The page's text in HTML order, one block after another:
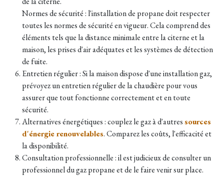
Normes de sécurité : l'installation de propane doit respecter
toutes les normes de sécurité en vigueur. Cela comprend des
éléments tels que la distance minimale entre la citerne et la
maison, les prises d'air adéquates et les systèmes de détection
de fuite.
Entretien régulier : Si la maison dispose d'une installation gaz,
prévoyez un entretien régulier de la chaudière pour vous
assurer que tout fonctionne correctement et en toute
sécurité.
Alternatives énergétiques : couplez le gaz à d'autressources
d'énergie renouvelables. Comparez les coûts, l'efficacité et
la disponibilité.
Consultation professionnelle : il est judicieux de consulter un
professionnel du gaz propane et de le faire venir sur place.